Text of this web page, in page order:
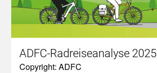
ADFC-Radreiseanalyse 2025
Copyright: ADFC